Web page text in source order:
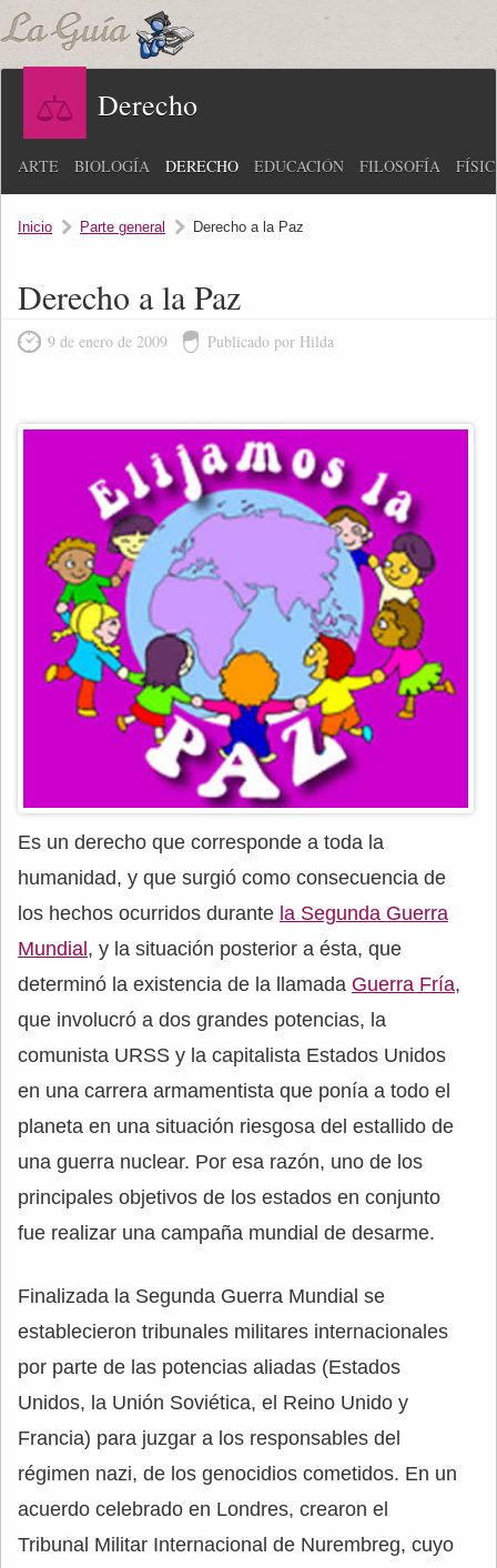
Derecho
ARTE BIOLOGÍA DERECHO EDUCACIÓN FILOSOFÍA
Inicio Parte general Derecho a la Paz
Derecho a la Paz
9 de enero de 2009 Publicado por Hilda
Es un derecho que corresponde a toda la
humanidad, y que surgió como consecuencia de
los hechos ocurridos durante la Segunda Guerra
Mundial , y la situación posterior a ésta, que
determinó la existencia de la llamada Guerra Fría,
que involucró a dos grandes potencias, la
comunista URSS y la capitalista Estados Unidos
en una carrera armamentista que ponía a todo el
planeta en una situación riesgosa del estallido de
una guerra nuclear. Por esa razón, uno de los
principales objetivos de los estados en conjunto
fue realizar una campaña mundial de desarme.
Finalizada la Segunda Guerra Mundial se
establecieron tribunales militares internacionales
por parte de las potencias aliadas (Estados
Unidos, la Unión Soviética, el Reino Unido y
Francia) para juzgar a los responsables del
régimen nazi, de los genocidios cometidos. En un
acuerdo celebrado en Londres, crearon el
Tribunal Militar Internacional de Nurembreg, cuyo